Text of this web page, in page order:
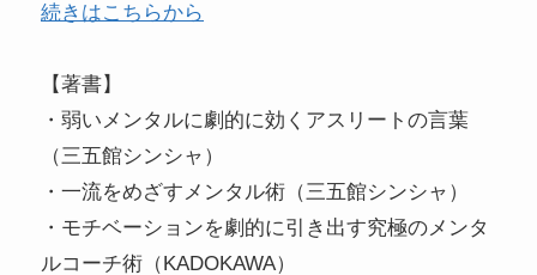
続きはこちらから
【著書】
・弱いメンタルに劇的に効くアスリートの言葉
（三五館シンシャ）
・一流をめざすメンタル術（三五館シンシャ）
・モチベーションを劇的に引き出す究極のメンタ
ルコーチ術（KADOKAWA）